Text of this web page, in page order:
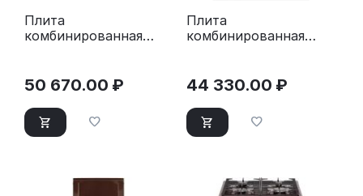
Плита
комбинированная
50 670.00 ₽
Плита
комбинированная
44 330.00 ₽